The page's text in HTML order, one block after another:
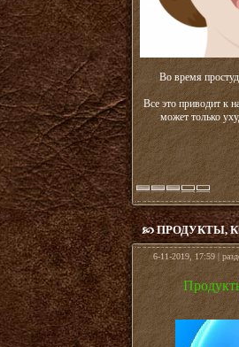
Во время
Все это приводит к
может только
ПРОДУКТЫ,
6-11-2019, 17:59 |